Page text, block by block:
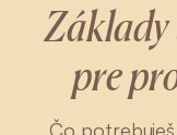
pre
Čo